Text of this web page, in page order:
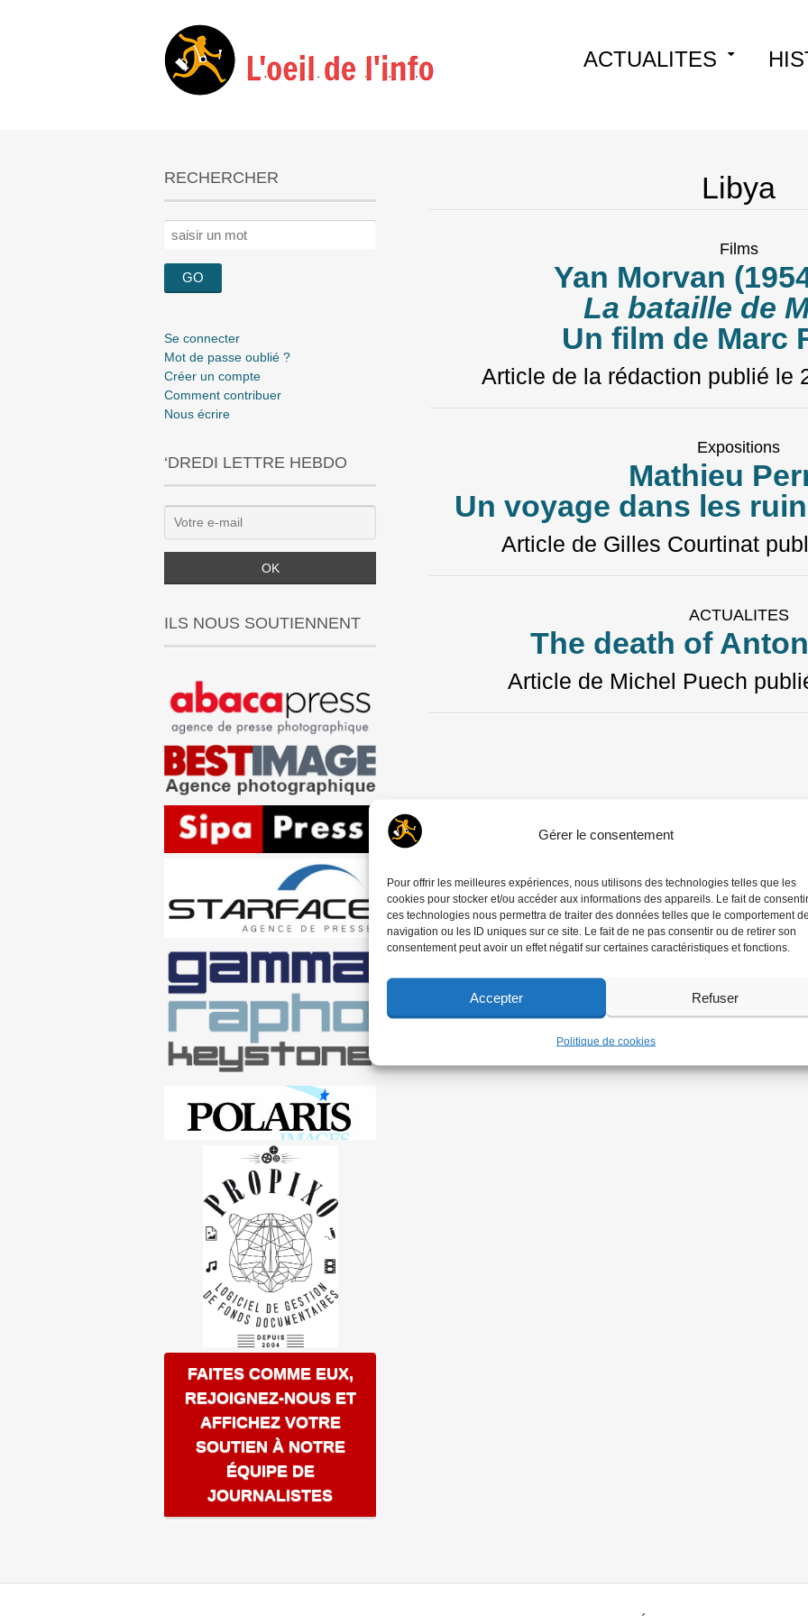
Gérer le consentement
Pour offrir les meilleures expériences, nous utilisons des technologies telles que les
cookies pour stocker et/ou accéder aux informations des appareils. Le fait de
ces technologies nous permettra de traiter des données telles que le comportement de
navigation ou les ID uniques sur ce site. Le fait de ne pas consentir ou de retirer son
consentement peut avoir un effet négatif sur certaines caractéristiques et fonctions.
Accepter Refuser
Politique de cookies
Skip
ACTUALITES
Libya
Films
Yan Morvan
La bataille de
Un film de Marc
Article de la rédaction publié le
Expositions
Mathieu
Un voyage dans les
Article de Gilles Courtinat
ACTUALITES
The death of
Article de Michel Puech
RECHERCHER
Rechercher :
Se connecter
Mot de passe oublié ?
Créer un compte
Comment contribuer
Nous écrire
‘DREDI LETTRE HEBDO
ILS NOUS SOUTIENNENT
FAITES COMME EUX,
REJOIGNEZ-NOUS ET
AFFICHEZ VOTRE
SOUTIEN À NOTRE
ÉQUIPE DE
JOURNALISTES